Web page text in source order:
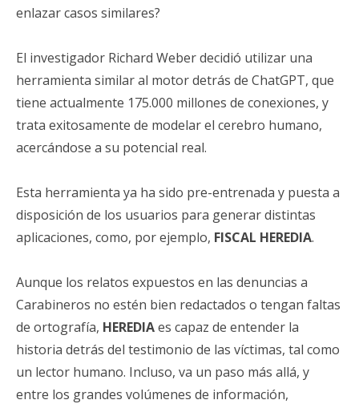
enlazar casos similares?
El investigador Richard Weber decidió utilizar una
herramienta similar al motor detrás de ChatGPT, que
tiene actualmente 175.000 millones de conexiones, y
trata exitosamente de modelar el cerebro humano,
acercándose a su potencial real.
Esta herramienta ya ha sido pre-entrenada y puesta a
disposición de los usuarios para generar distintas
aplicaciones, como, por ejemplo, FISCAL HEREDIA.
Aunque los relatos expuestos en las denuncias a
Carabineros no estén bien redactados o tengan faltas
de ortografía, HEREDIAes capaz de entender la
historia detrás del testimonio de las víctimas, tal como
un lector humano. Incluso, va un paso más allá, y
entre los grandes volúmenes de información,